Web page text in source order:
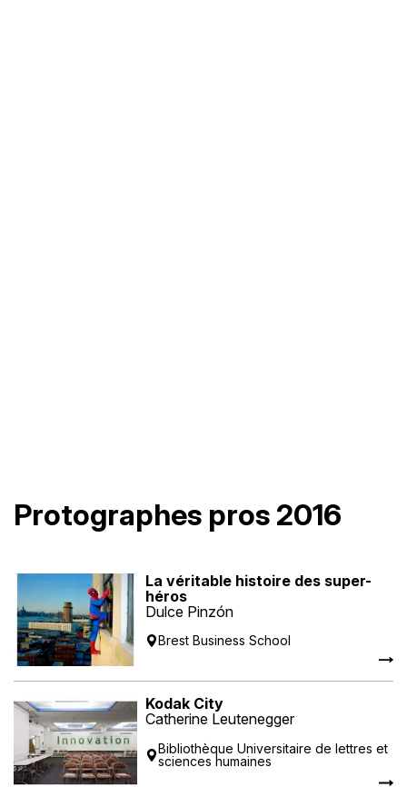
Protographes pros 2016
La véritable histoire des super-
héros
Dulce Pinzón
Brest Business School
Kodak City
Catherine Leutenegger
Bibliothèque Universitaire de lettres et
sciences humaines